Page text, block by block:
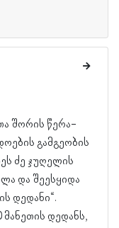
შორის წერა-
გამგეობის
ძე ჯუღელის
და შეესყიდა
დედანი“.
დედანს,